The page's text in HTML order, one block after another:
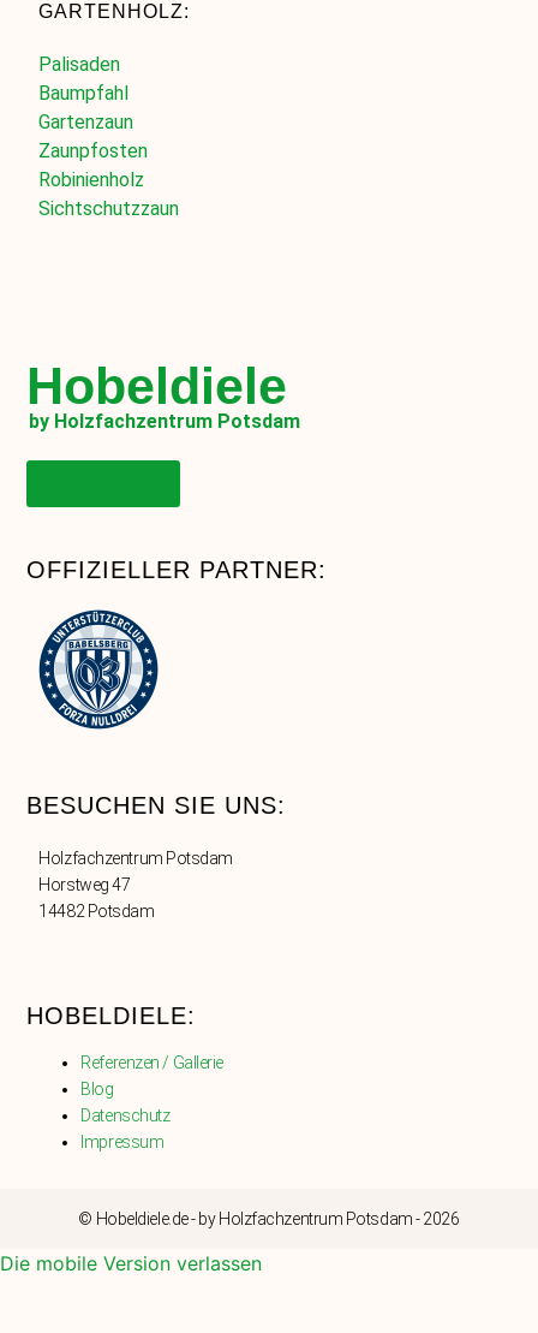
GARTENHOLZ:
Palisaden
Baumpfahl
Gartenzaun
Zaunpfosten
Robinienholz
Sichtschutzzaun
Hobeldiele
by Holzfachzentrum Potsdam
OFFIZIELLER PARTNER:
BESUCHEN SIE UNS:
Holzfachzentrum Potsdam
Horstweg 47
14482 Potsdam
HOBELDIELE:
Referenzen / Gallerie
Blog
Datenschutz
Impressum
© Hobeldiele.de - by Holzfachzentrum Potsdam - 2026
Die mobile Version verlassen